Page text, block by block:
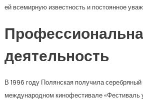
ей всемирную известность и постоянное
деятельность
В 1996 году Полянская получила
международном кинофестивале «Фестиваль